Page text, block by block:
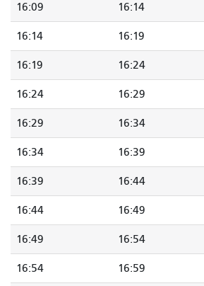
16:09 16:14
16:14 16:19
16:19 16:24
16:24 16:29
16:29 16:34
16:34 16:39
16:39 16:44
16:44 16:49
16:49 16:54
16:54 16:59